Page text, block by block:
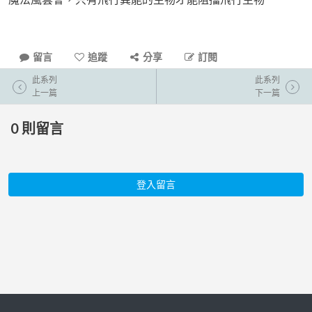
留言 追蹤 分享 訂閱
此系列
上一篇
此系列
下一篇
0 則留言
登入留言